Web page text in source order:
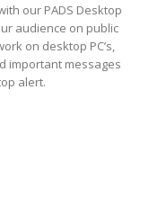
our PADS Desktop
audience on public
on desktop PC’s,
important messages
alert.